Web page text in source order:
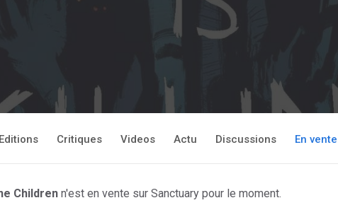
Editions Critiques Videos Actu Discussions En vente
Children n'est en vente sur Sanctuary pour le moment.